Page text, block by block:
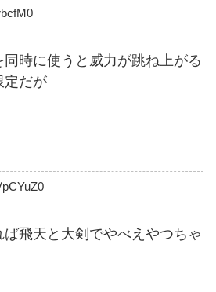
時に使うと威力が跳ね上がる
定だが
飛天と大剣でやべえやつちゃ